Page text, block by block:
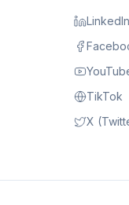
LinkedIn
TikTok
X